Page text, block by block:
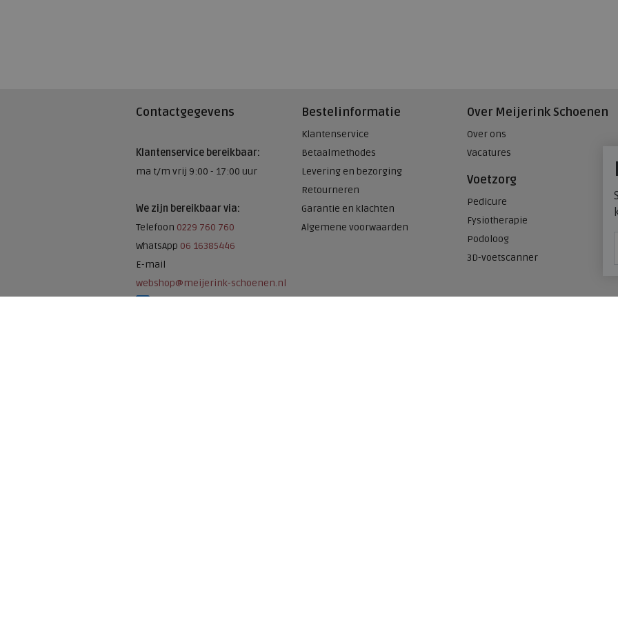
Contactgegevens
Klantenservice bereikbaar:
ma t/m vrij 9:00 - 17:00 uur
We zijn bereikbaar via:
Telefoon 0229 760 760
WhatsApp 06 16385446
E-mail
webshop@meijerink-schoenen.nl
Bestelinformatie
Klantenservice
Betaalmethodes
Levering en bezorging
Retourneren
Garantie en klachten
Algemene voorwaarden
Over Meijerink Schoenen
Over ons
Vacatures
Voetzorg
Pedicure
Fysiotherapie
Podoloog
3D-voetscanner